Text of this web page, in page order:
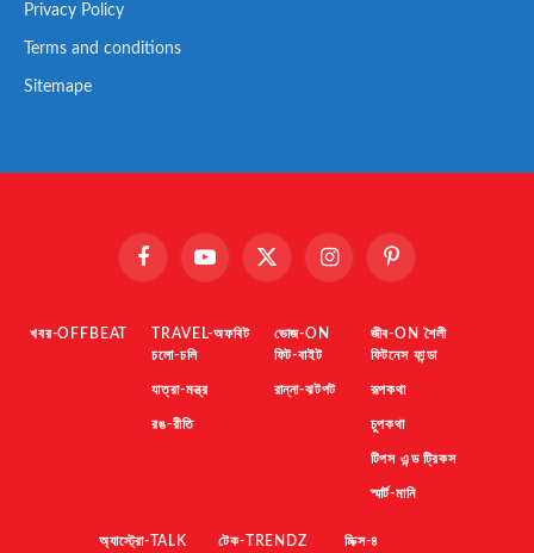
Privacy Policy
Terms and conditions
Sitemape
FacebookYouTube X
InstagramPinterest
খবর-OFFBEAT
TRAVEL-অফবিট
চলো-চলি
যাত্রা-মন্ত্র
রঙ-রীতি
ভোজ-ON
ফিট-বাইট
রান্না-ঝটপট
জীব-ON শৈলী
ফিটনেস ফান্ডা
রূপকথা
চুপকথা
টিপস এন্ড ট্রিকস
স্মার্ট-মানি
অ্যাস্ট্রো-TALK টেক-TRENDZ মিক্স-৪